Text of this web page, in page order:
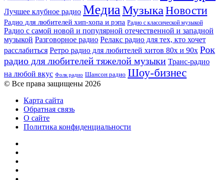
Лучшее клубное радио МедиаМузыкаНовости
Радио для любителей хип-хопа и рэпа Радио с классической музыкой
Радио с самой новой и популярной отечественной и западной
музыкой Разговорное радио Релакс радио для тех, кто хочет
расслабиться Ретро радио для любителей хитов 80х и 90х Рок
радио для любителей тяжелой музыки Транс-радио
на любой вкус Фолк радио Шансон радио Шоу-бизнес
© Все права защищены 2026
Карта сайта
Обратная связь
О сайте
Политика конфиденциальности